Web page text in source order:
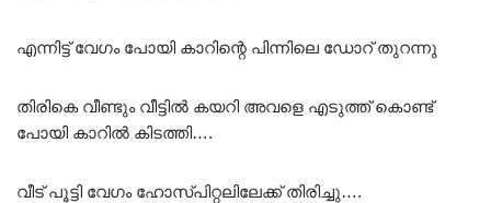
എന്നിട്ട് വേഗം പോയി കാറിന്റെ പിന്നിലെ ഡോറ് തുറന്നു
തിരികെ വീണ്ടും വീട്ടിൽ കയറി അവളെ എടുത്ത് കൊണ്ട്
പോയി കാറിൽ കിടത്തി….
വീട് പൂട്ടി വേഗം ഹോസ്പിറ്റലിലേക്ക് തിരിച്ചു….